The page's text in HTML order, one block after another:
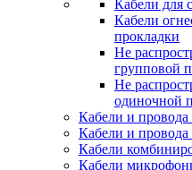
Кабели для
Кабели
прокладки
Не
групповой
Не
одиночной
Кабели и
Кабели и провода
Кабели
Кабели